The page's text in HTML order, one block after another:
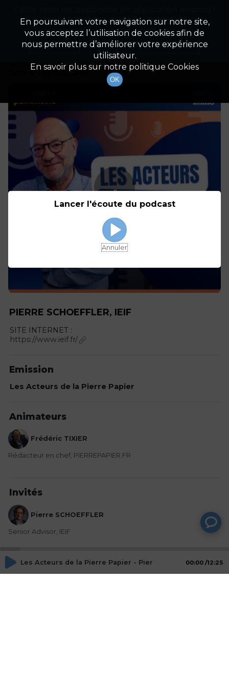
Détails De L'épisode
25 février 2022
à 11h29
durée : 12 minutes
PIERRE SCHOEFFLER, IEIF
SITE INTERNET :
https://www.ieif.fr/
Emission
Les Acteurs de la Pierre Papier
Animateurs
Frédéric TIXIER
Rédacteur en chef, PIERREPAPIER.FR
Invités
Pierre SCHOEFFLER
Senior Advisor, IEIF
Mot-Clés
Les Acteurs de la Pierre Papier - Pierre Schoeffler, IEIF
00:00 12:25
En poursuivant votre navigation sur notre site,
vous acceptez l’utilisation de cookies afin de
nous permettre d’améliorer votre expérience
utilisateur.
En savoir plus sur notre politique Cookies
OK
Appuyez ci-dessous pour l'installer.
Non merci Télécharger l'application
Lancer l'écoute du podcast
Annuler